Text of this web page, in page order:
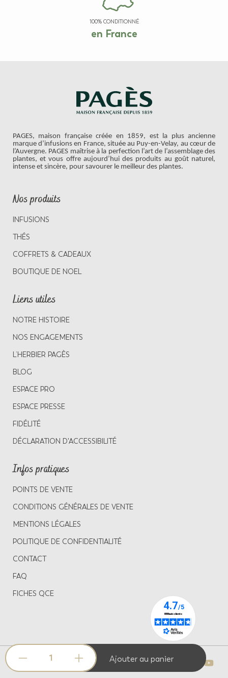
Quantité
Ajouter au panier
100% CONDITIONNÉ
en France
PAGES, maison française créée en 1859, est la plus ancienne
marque d’infusions en France, située au Puy-en-Velay, au cœur de
l’Auvergne. PAGES maîtrise à la perfection l’art de l’assemblage des
plantes, et vous offre aujourd’hui des produits au goût naturel,
intense et sincère, pour savourer le meilleur des plantes.
Nos produits
INFUSIONS
THÉS
COFFRETS & CADEAUX
BOUTIQUE DE NOEL
Liens utiles
NOTRE HISTOIRE
NOS ENGAGEMENTS
L’HERBIER PAGÈS
BLOG
ESPACE PRO
ESPACE PRESSE
FIDÉLITÉ
DÉCLARATION D'ACCESSIBILITÉ
Infos pratiques
POINTS DE VENTE
CONDITIONS GÉNÉRALES DE VENTE
MENTIONS LÉGALES
POLITIQUE DE CONFIDENTIALITÉ
CONTACT
FAQ
FICHES QCE
Pagès 2022 ®